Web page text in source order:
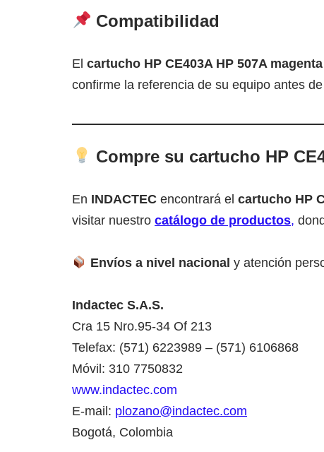
Compatibilidad
El cartucho HP CE403A HP 507A magenta
confirme la referencia de su equipo antes
Compre su cartucho HP
En INDACTEC encontrará el cartucho HP
visitar nuestro catálogo de productos,
Envíos a nivel nacional y atención
Indactec S.A.S.
Cra 15 Nro.95-34 Of 213
Telefax: (571) 6223989 – (571) 6106868
Móvil: 310 7750832
www.indactec.com
E-mail: plozano@indactec.com
Bogotá, Colombia